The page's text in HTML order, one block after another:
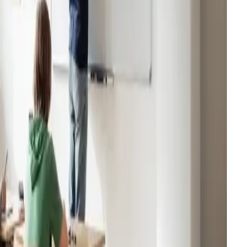
og restauranter i
for alle.